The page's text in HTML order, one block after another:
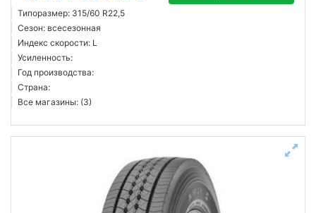
Типоразмер: 315/60 R22,5
Сезон: всесезонная
Индекс скорости: L
Усиленность:
Год производства:
Страна:
Все магазины: (3)